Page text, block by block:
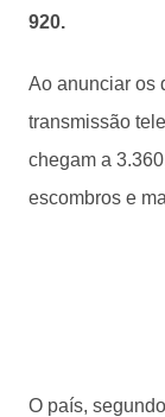
920.
Ao anunciar os
transmissão
chegam a
escombros e
O país,